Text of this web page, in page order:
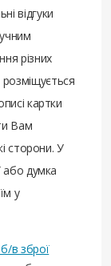
відгуки
різних
картки
Вам
сторони. У
або думка
у
в зброї